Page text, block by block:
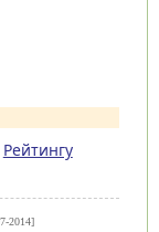
Рейтингу
2014]